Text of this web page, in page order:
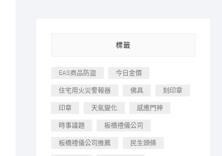
標籤
EAS商品防盜 今日金價
住宅用火災警報器 佛具 刻印章
印章 天氣變化 感應門神
時事議題 板橋禮儀公司
板橋禮儀公司推薦 民生頭條